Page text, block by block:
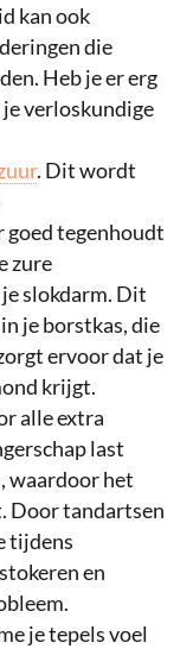
kan ook
die
Heb je er erg
je verloskundige
. Dit wordt
goed tegenhoudt
zure
slokdarm. Dit
je borstkas, die
ervoor dat je
krijgt.
alle extra
last
waardoor het
Door tandartsen
tijdens
en
je tepels voel